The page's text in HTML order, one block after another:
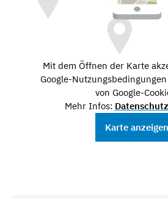
Mit dem Öffnen der Karte
Google-
von Google-
Mehr Infos:
Karte anzeigen